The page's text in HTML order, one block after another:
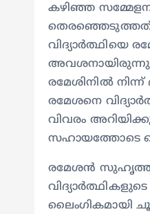
കഴിഞ്ഞ
തെരഞ്ഞെടുത്തത്.
വിദ്യാർത്ഥിയെ
അവശനായിരുന്നു
രമേശിനിൽ
രമേശനെ
വിവരം
സഹായത്തോടെ
രമേശൻ
ലൈം​ഗികമായി